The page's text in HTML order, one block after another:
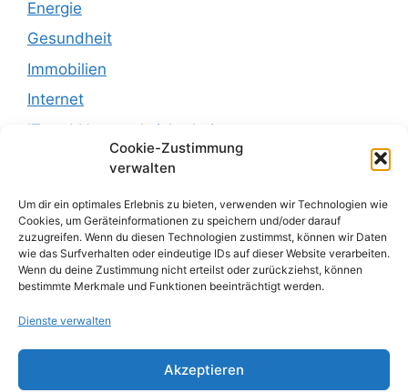
Cookie-Zustimmung
verwalten
Um dir ein optimales Erlebnis zu bieten, verwenden wir Technologien wie
Cookies, um Geräteinformationen zu speichern und/oder darauf
zuzugreifen. Wenn du diesen Technologien zustimmst, können wir Daten
wie das Surfverhalten oder eindeutige IDs auf dieser Website verarbeiten.
Wenn du deine Zustimmung nicht erteilst oder zurückziehst, können
bestimmte Merkmale und Funktionen beeinträchtigt werden.
Dienste verwalten
Akzeptieren
Energie
Gesundheit
Immobilien
Internet
IT und Netzwerksicherheit
Recht und Justiz
Reisen
sachsen
sonstiges